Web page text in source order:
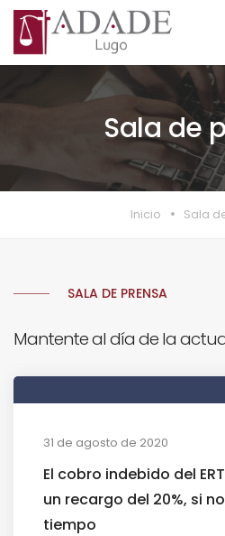
Sala de
Inicio Sala
SALA DE PRENSA
Mantente al día de la
31 de agosto de 2020
El cobro indebido del
un recargo del 20%, si
tiempo